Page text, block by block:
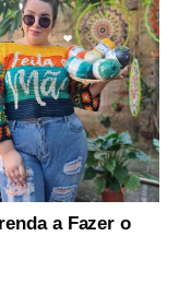
a Fazer o